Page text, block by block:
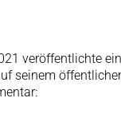
veröffentlichte
seinem